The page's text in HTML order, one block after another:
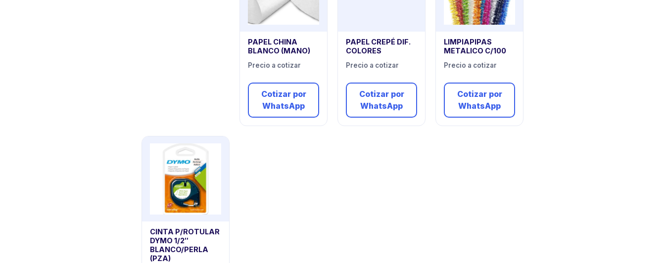
PAPEL CHINA
BLANCO (MANO)
Precio a cotizar
Cotizar por
WhatsApp
PAPEL CREPÉ DIF.
COLORES
Precio a cotizar
Cotizar por
WhatsApp
LIMPIAPIPAS
METALICO C/100
Precio a cotizar
Cotizar por
WhatsApp
CINTA P/ROTULAR
DYMO 1/2″
BLANCO/PERLA
(PZA)